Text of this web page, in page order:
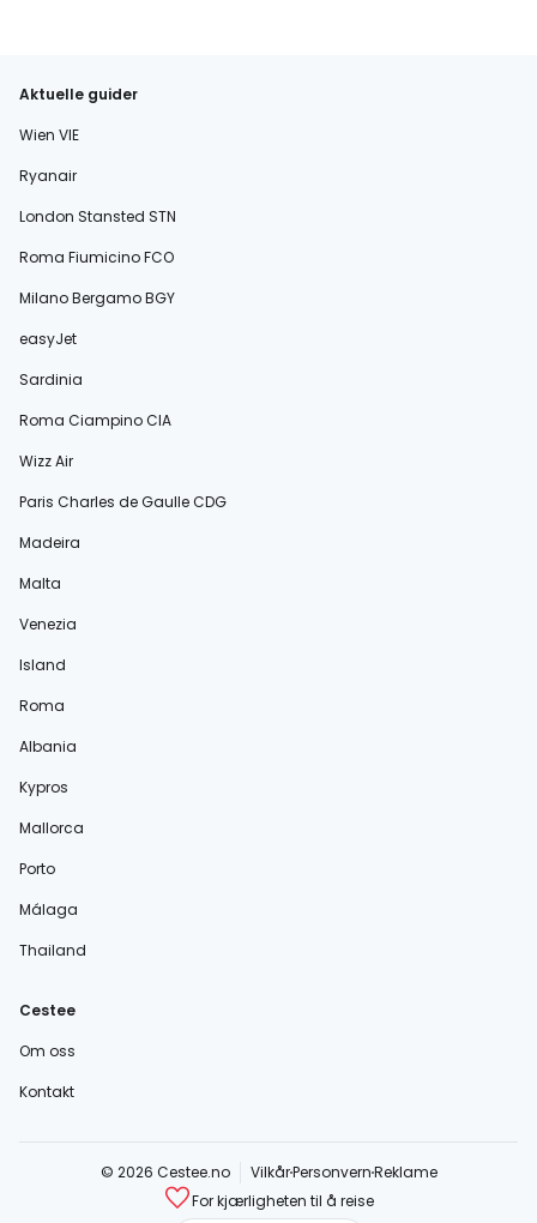
Aktuelle guider
Wien VIE
Ryanair
London Stansted STN
Roma Fiumicino FCO
Milano Bergamo BGY
easyJet
Sardinia
Roma Ciampino CIA
Wizz Air
Paris Charles de Gaulle CDG
Madeira
Malta
Venezia
Island
Roma
Albania
Kypros
Mallorca
Porto
Málaga
Thailand
Cestee
Om oss
Kontakt
© 2026 Cestee.no VilkårPersonvernReklame
For kjærligheten til å reise